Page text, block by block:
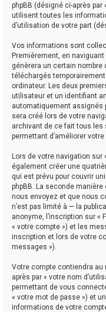
phpBB (désigné ci-après par
utilisent toutes les
d’utilisation de votre part
Vos informations sont
Premièrement, en naviguant
génèrera un certain
téléchargés
ordinateur. Les deux
utilisateur et un identifiant
automatiquement assignés
sera créé lors de votre
archivant de ce fait tous
permettant d’améliorer
Lors de votre navigation sur
également créer une
qui est prévu pour couvrir
phpBB. La seconde
nous envoyez et que nous
n’est pas limité à — la
anonyme, l’inscription sur «
« votre compte ») et les
inscription et lors de votre
messages »).
Votre compte contiendra
après par « votre nom
permettant de vous
« votre mot de passe ») et
informations de votre